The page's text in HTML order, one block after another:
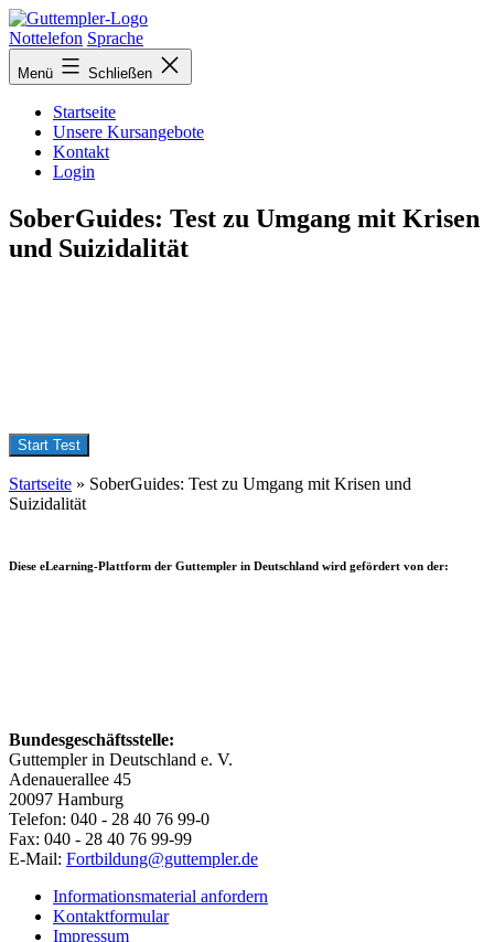
Zurück
zur
Übersicht
Nottelefon Sprache
Menü Schließen
Startseite
Unsere Kursangebote
Kontakt
Login
SoberGuides: Test zu Umgang mit Krisen
und Suizidalität
Startseite » SoberGuides: Test zu Umgang mit Krisen und
Suizidalität
Diese eLearning-Plattform der Guttempler in Deutschland wird gefördert von der:
Bundesgeschäftsstelle:
Guttempler in Deutschland e. V.
Adenauerallee 45
20097 Hamburg
Telefon: 040 - 28 40 76 99-0
Fax: 040 - 28 40 76 99-99
E-Mail: Fortbildung@guttempler.de
Informationsmaterial anfordern
Kontaktformular
Impressum